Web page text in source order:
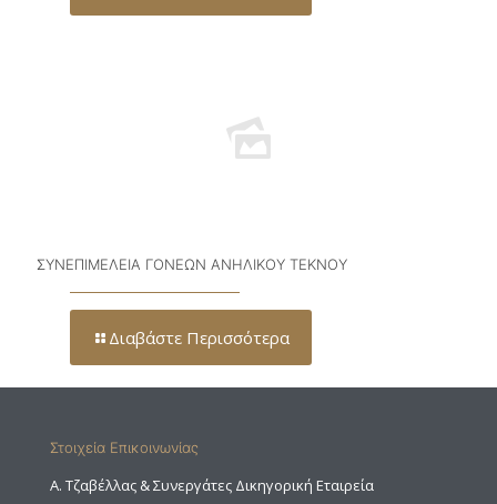
ΣΥΝΕΠΙΜΕΛΕΙΑ ΓΟΝΕΩΝ ΑΝΗΛΙΚΟΥ ΤΕΚΝΟΥ
Διαβάστε Περισσότερα
Στοιχεία Επικοινωνίας
A. Τζαβέλλας & Συνεργάτες Δικηγορική Εταιρεία